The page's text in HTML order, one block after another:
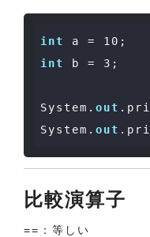
int a = 10
int
b = 3 ;
System. out
System. out
比較演算子
==：等しい